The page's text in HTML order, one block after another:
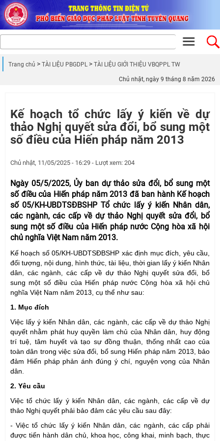
Trang chủ TÀI LIỆU PBGDPL TÀI LIỆU GIỚI THIỆU VBQPPL TW
Chủ nhật, ngày 9 tháng 8 năm 2026
Kế hoạch tổ chức lấy ý kiến về dự
thảo Nghị quyết sửa đổi, bổ sung một
số điều của Hiến pháp năm 2013
Chủ nhật, 11/05/2025 - 16:29 - Lượt xem: 204
Ngày 05/5/2025, Ủy ban dự thảo sửa đổi, bổ sung một
số điều của Hiến pháp năm 2013 đã ban hành Kế hoạch
số 05/KH-UBDTSĐBSHP Tổ chức lấy ý kiến Nhân dân,
các ngành, các cấp về dự thảo Nghị quyết sửa đổi, bổ
sung một số điều của Hiến pháp nước Cộng hòa xã hội
chủ nghĩa Việt Nam năm 2013.
Kế hoạch số 05/KH-UBDTSĐBSHP xác định mục đích, yêu cầu,
đối tượng, nội dung, hình thức, tài liệu, thời gian lấy ý kiến Nhân
dân, các ngành, các cấp về dự thảo Nghị quyết sửa đổi, bổ
sung một số điều của Hiến pháp nước Cộng hòa xã hội chủ
nghĩa Việt Nam năm 2013, cụ thể như sau:
1. Mục đích
Việc lấy ý kiến Nhân dân, các ngành, các cấp về dự thảo Nghị
quyết nhằm phát huy quyền làm chủ của Nhân dân, huy động
trí tuệ, tâm huyết và tạo sự đồng thuận, thống nhất cao của
toàn dân trong việc sửa đổi, bổ sung Hiến pháp năm 2013, bảo
đảm Hiến pháp phản ánh đúng ý chí, nguyện vọng của Nhân
dân.
2. Yêu cầu
Việc tổ chức lấy ý kiến Nhân dân, các ngành, các cấp về dự
thảo Nghị quyết phải bảo đảm các yêu cầu sau đây:
- Việc tổ chức lấy ý kiến Nhân dân, các ngành, các cấp phải
được tiến hành dân chủ, khoa học, công khai, minh bạch, thực